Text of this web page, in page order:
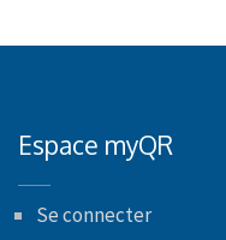
Espace myQR
Se connecter